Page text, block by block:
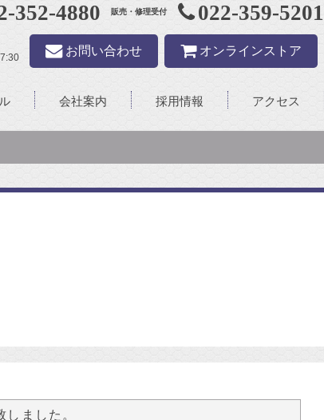
352-4880 販売・修理受付 022-359-5201
オンラインストア
お問い合わせ
会社案内 採用情報 アクセス
ました。